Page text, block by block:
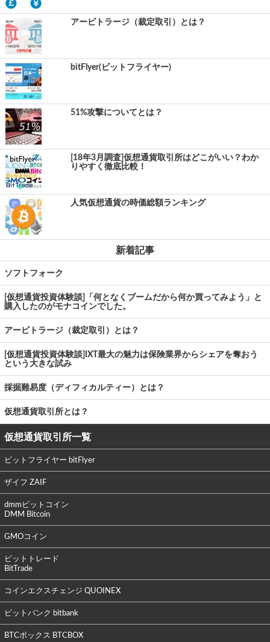
アービトラージ（裁定取引）とは？
bitFlyer(ビットフライヤー)
51%攻撃についてとは？
[18年3月調査]仮想通貨取引所はどこがいい？わか
りやすく徹底比較！
人気仮想通貨の時価総額ランキング
新着記事
ソフトフォーク
[仮想通貨投資体験談]「何となくブームだから何か買ってみよう」と
購入したのがモナコインでした。
アービトラージ（裁定取引）とは？
[仮想通貨投資体験談]IXT最大の魅力は保険業界からシェアを奪おう
という大きな試み
採掘難易度（ディフィカルティー）とは？
仮想通貨取引所とは？
仮想通貨取引所一覧
ビットフライヤー bitFlyer
ザイフ ZAIF
dmmビットコイン
DMM Bitcoin
GMOコイン
ビットトレード
BitTrade
コインエクスチェンジ QUOINEX
ビットバンク bitbank
BTCボックス BTCBOX